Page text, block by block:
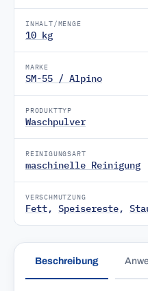
INHALT/MENGE
10 kg
MARKE
SM-55 / Alpino
PRODUKTTYP
Waschpulver
REINIGUNGSART
maschinelle Reinigung
VERSCHMUTZUNG
Fett, Speisereste,
Beschreibung